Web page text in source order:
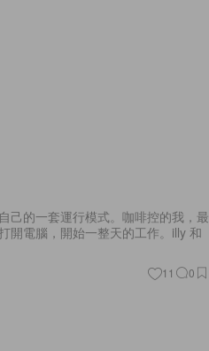
己的一套運行模式。咖啡控的我，最
開電腦，開始一整天的工作。illy 和
11 0